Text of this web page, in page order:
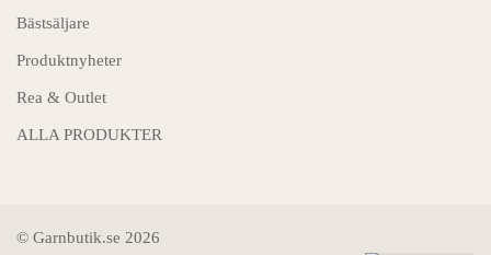
Bästsäljare
Produktnyheter
Rea & Outlet
ALLA PRODUKTER
© Garnbutik.se 2026